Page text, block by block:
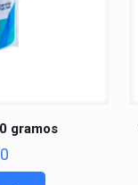
gramos